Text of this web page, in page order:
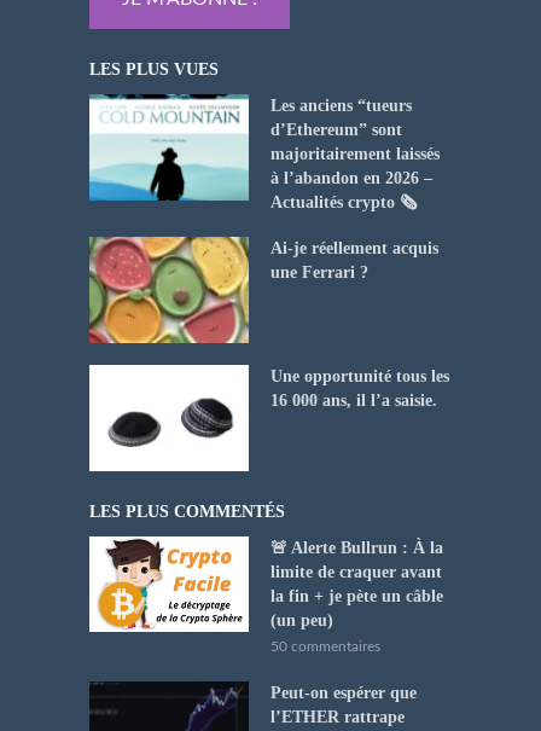
LES PLUS VUES
Les anciens “tueurs
d’Ethereum” sont
majoritairement laissés
à l’abandon en 2026 –
Actualités crypto 🗞️
Ai-je réellement acquis
une Ferrari ?
Une opportunité tous les
16 000 ans, il l’a saisie.
LES PLUS COMMENTÉS
🚨 Alerte Bullrun : À la
limite de craquer avant
la fin + je pète un câble
(un peu)
50 commentaires
Peut-on espérer que
l’ETHER rattrape